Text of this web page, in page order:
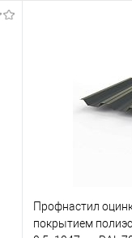
Профнастил
покрытием